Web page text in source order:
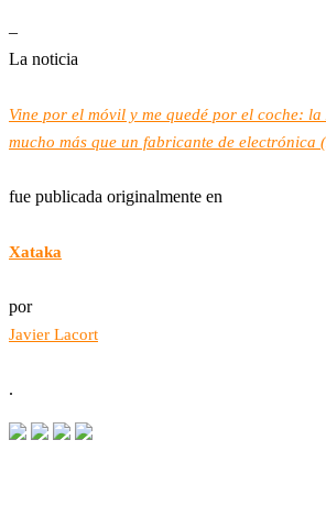
–
La noticia
Vine por el móvil y me quedé por el coche:
mucho más que un fabricante de electrónica
fue publicada originalmente en
Xataka
por
Javier Lacort
.